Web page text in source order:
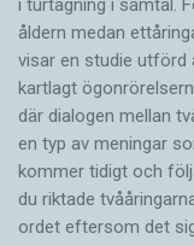
svenskan än
kontakter med
därmed inte
skicket, fick
fördel när det
rikssvenskan.
Bokstäverna ø,
medan det
ersätter
används i
Vanligast är
i turtagning i samtal.
åldern medan
visar en studie utförd
kartlagt
där dialogen mellan
en typ av meningar
kommer tidigt och
du riktade
ordet eftersom det